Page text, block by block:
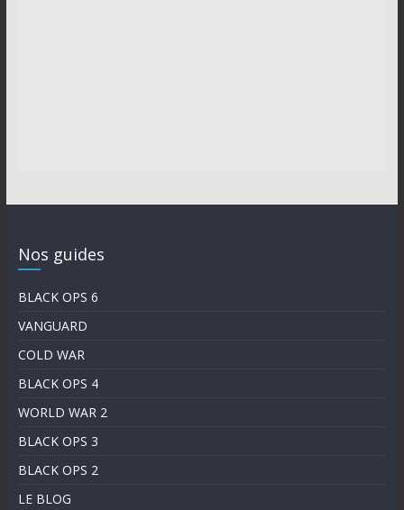
Nos guides
BLACK OPS 6
VANGUARD
COLD WAR
BLACK OPS 4
WORLD WAR 2
BLACK OPS 3
BLACK OPS 2
LE BLOG